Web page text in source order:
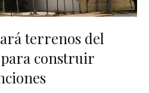
terrenos del
construir